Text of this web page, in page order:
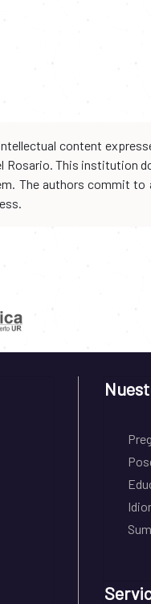
content
Rosario. This institution
The authors commit